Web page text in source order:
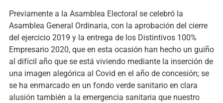
Previamente a la Asamblea Electoral se celebró la
Asamblea General Ordinaria, con la aprobación del cierre
del ejercicio 2019 y la entrega de los Distintivos 100%
Empresario 2020, que en esta ocasión han hecho un guiño
al difícil año que se está viviendo mediante la inserción de
una imagen alegórica al Covid en el año de concesión; se
se ha enmarcado en un fondo verde sanitario en clara
alusión también a la emergencia sanitaria que nuestro